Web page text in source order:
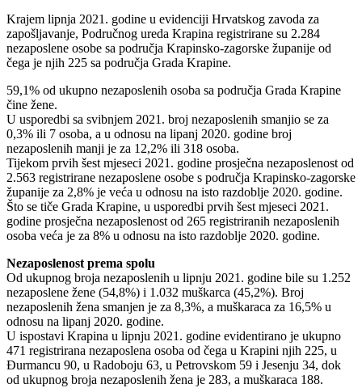
Krajem lipnja 2021. godine u evidenciji Hrvatskog zavoda za
zapošljavanje, Područnog ureda Krapina registrirane su 2.284
nezaposlene osobe sa područja Krapinsko-zagorske županije od
čega je njih 225 sa područja Grada Krapine.
59,1% od ukupno nezaposlenih osoba sa područja Grada Krapine
čine žene.
U usporedbi sa svibnjem 2021. broj nezaposlenih smanjio se za
0,3% ili 7 osoba, a u odnosu na lipanj 2020. godine broj
nezaposlenih manji je za 12,2% ili 318 osoba.
Tijekom prvih šest mjeseci 2021. godine prosječna nezaposlenost od
2.563 registrirane nezaposlene osobe s područja Krapinsko-zagorske
županije za 2,8% je veća u odnosu na isto razdoblje 2020. godine.
Što se tiče Grada Krapine, u usporedbi prvih šest mjeseci 2021.
godine prosječna nezaposlenost od 265 registriranih nezaposlenih
osoba veća je za 8% u odnosu na isto razdoblje 2020. godine.
Nezaposlenost prema spolu
Od ukupnog broja nezaposlenih u lipnju 2021. godine bile su 1.252
nezaposlene žene (54,8%) i 1.032 muškarca (45,2%). Broj
nezaposlenih žena smanjen je za 8,3%, a muškaraca za 16,5% u
odnosu na lipanj 2020. godine.
U ispostavi Krapina u lipnju 2021. godine evidentirano je ukupno
471 registrirana nezaposlena osoba od čega u Krapini njih 225, u
Đurmancu 90, u Radoboju 63, u Petrovskom 59 i Jesenju 34, dok
od ukupnog broja nezaposlenih žena je 283, a muškaraca 188.